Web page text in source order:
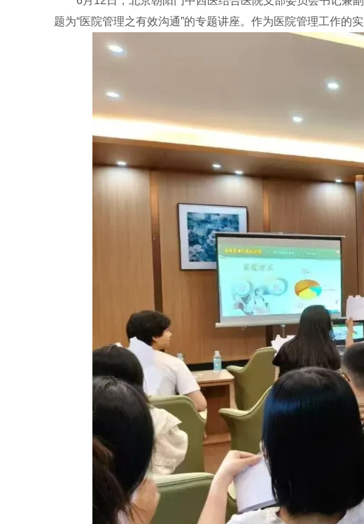
题为“医院管理之有效沟通”的专题讲座。作为医院管理工作的